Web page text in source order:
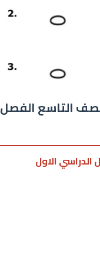
التاسع الفصل
الدراسي الاول